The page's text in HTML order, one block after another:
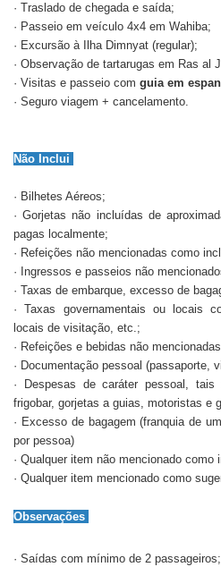
· Traslado de chegada e saída;
· Passeio em veículo 4x4 em Wahiba;
· Excursão à Ilha Dimnyat (regular);
· Observação de tartarugas em Ras al
· Visitas e passeio com guia em
· Seguro viagem + cancelamento.
Não Inclui
· Bilhetes Aéreos;
· Gorjetas não incluídas de
pagas localmente;
· Refeições não mencionadas como
· Ingressos e passeios não
· Taxas de embarque, excesso de
· Taxas governamentais ou locais
locais de visitação, etc.;
· Refeições e bebidas não
· Documentação pessoal (passaporte,
· Despesas de caráter pessoal, tais
frigobar, gorjetas a guias, motoristas e
· Excesso de bagagem (franquia de
por pessoa)
· Qualquer item não mencionado como
· Qualquer item mencionado como
Observações
· Saídas com mínimo de 2 passageiros;